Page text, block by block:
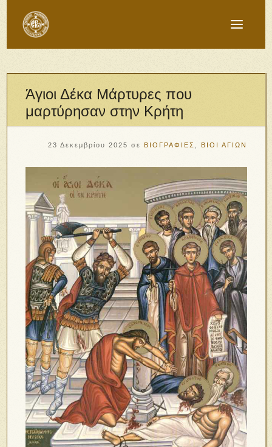
Άγιοι Δέκα Μάρτυρες που
μαρτύρησαν στην Κρήτη
23 Δεκεμβρίου 2025 σε ΒΙΟΓΡΑΦΙΕΣ ΒΙΟΙ ΑΓΙΩΝ